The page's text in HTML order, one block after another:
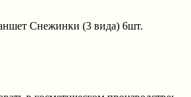
Снежинки (3 вида) 6шт.